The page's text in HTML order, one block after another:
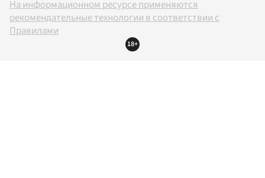
На информационном ресурсе применяются
рекомендательные технологии в соответствии с
Правилами
18+